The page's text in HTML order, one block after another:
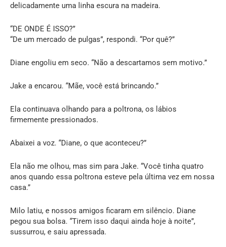
delicadamente uma linha escura na madeira.
“DE ONDE É ISSO?”
“De um mercado de pulgas”, respondi. “Por quê?”
Diane engoliu em seco. “Não a descartamos sem motivo.”
Jake a encarou. “Mãe, você está brincando.”
Ela continuava olhando para a poltrona, os lábios
firmemente pressionados.
Abaixei a voz. “Diane, o que aconteceu?”
Ela não me olhou, mas sim para Jake. “Você tinha quatro
anos quando essa poltrona esteve pela última vez em nossa
casa.”
Milo latiu, e nossos amigos ficaram em silêncio. Diane
pegou sua bolsa. “Tirem isso daqui ainda hoje à noite”,
sussurrou, e saiu apressada.